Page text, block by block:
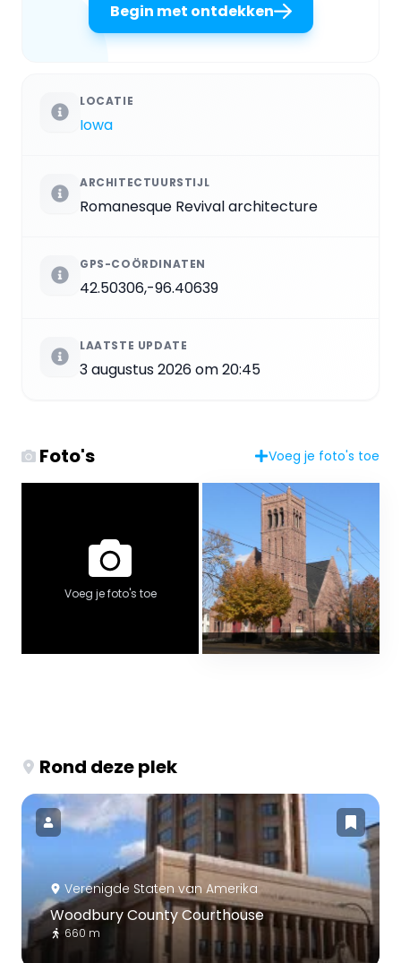
Begin met ontdekken
LOCATIE
Iowa
ARCHITECTUURSTIJL
Romanesque Revival architecture
GPS-COÖRDINATEN
42.50306,-96.40639
LAATSTE UPDATE
3 augustus 2026 om 20:45
Foto's Voeg je foto's toe
Voeg je foto's toe
Rond deze plek
Verenigde Staten van Amerika
Woodbury County Courthouse
660 m